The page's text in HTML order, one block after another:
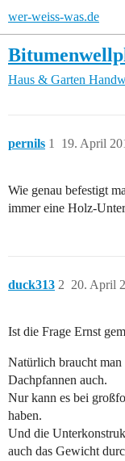
wer-weiss-was.de
Haus & Garten
pernils 19. April
1
Wie genau befestigt
immer eine Holz-
duck313 20. April
2
Ist die Frage Ernst
Natürlich braucht
Dachpfannen auch.
Nur kann es bei
haben.
Und die
auch das Gewicht